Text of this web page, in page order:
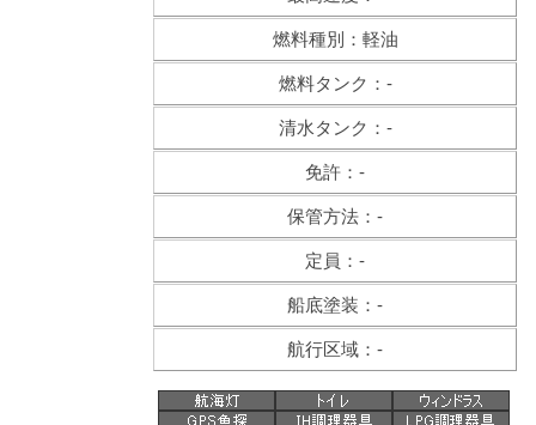
燃料種別：軽油
燃料タンク：-
清水タンク：-
免許：-
保管方法：-
定員：-
船底塗装：-
航行区域：-